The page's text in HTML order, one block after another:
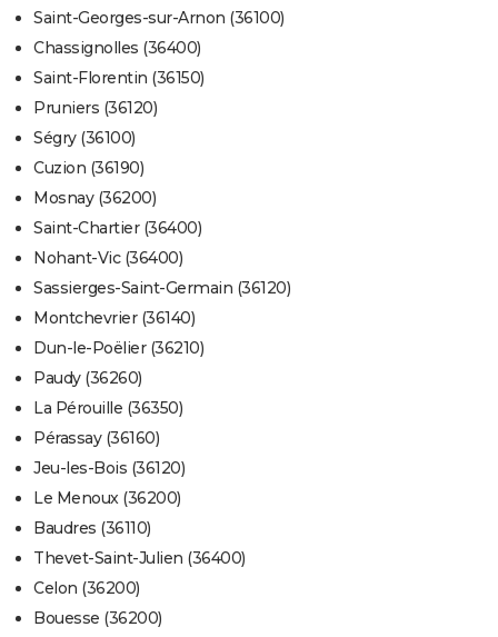
Saint-Georges-sur-Arnon (36100)
Chassignolles (36400)
Saint-Florentin (36150)
Pruniers (36120)
Ségry (36100)
Cuzion (36190)
Mosnay (36200)
Saint-Chartier (36400)
Nohant-Vic (36400)
Sassierges-Saint-Germain (36120)
Montchevrier (36140)
Dun-le-Poëlier (36210)
Paudy (36260)
La Pérouille (36350)
Pérassay (36160)
Jeu-les-Bois (36120)
Le Menoux (36200)
Baudres (36110)
Thevet-Saint-Julien (36400)
Celon (36200)
Bouesse (36200)